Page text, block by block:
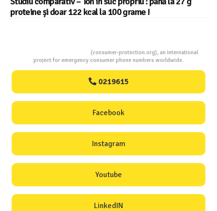
grame !
(consumer-protection.org), an international
project for emergency consumer phone numbers worldwide.
0219615
Facebook
Instagram
Youtube
LinkedIN